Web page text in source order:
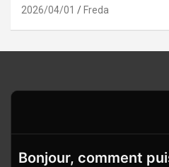
2026/04/01 Freda
Bonjour, comment